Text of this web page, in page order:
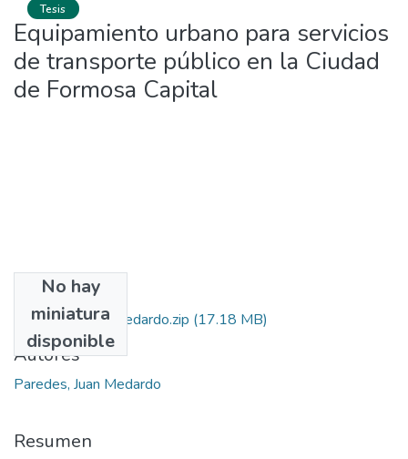
Tesis
Equipamiento urbano para servicios
de transporte público en la Ciudad
de Formosa Capital
No hay
miniatura
disponible
Archivos
Paredes,_Juan_Medardo.zip (17.18 MB)
Autores
Paredes, Juan Medardo
Resumen